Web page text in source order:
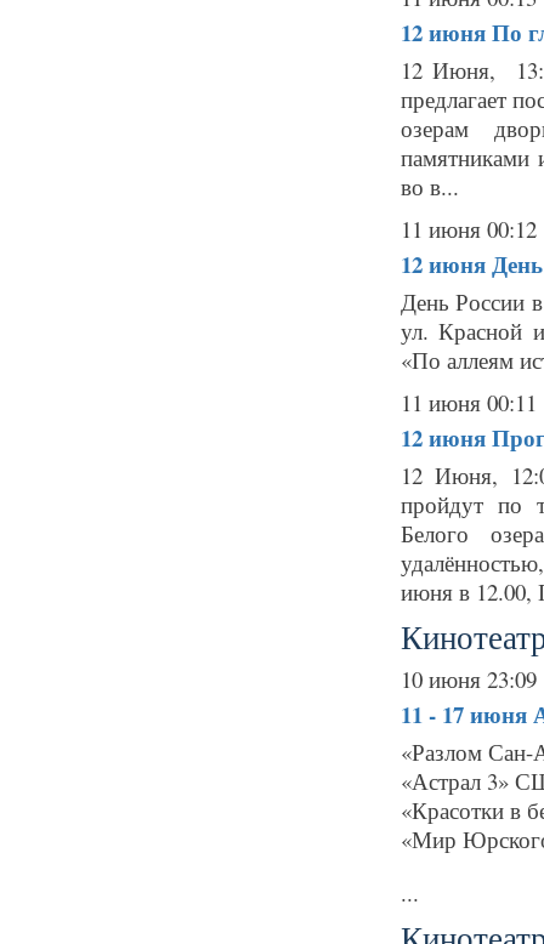
12 июняПо
12 Июня,
предлагает
озерам
памятниками
во в...
11 июня 00:12
12 июня
День России
ул. Красной
«По аллеям
11 июня 00:11
12 июня
12 Июня,
пройдут по
Белого
июня в 12.00,
10 июня 23:09
11 - 17 июня
«Разлом
«Астрал 3»
«Красотки в
«Мир
...